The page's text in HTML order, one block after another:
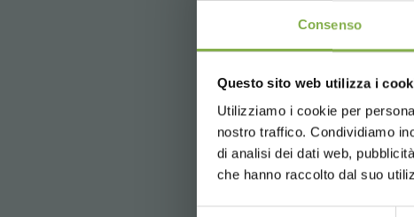
Consenso
Questo sito web utilizza i
Utilizziamo i cookie per
nostro traffico. Condividiamo
di analisi dei dati web,
che hanno raccolto dal suo